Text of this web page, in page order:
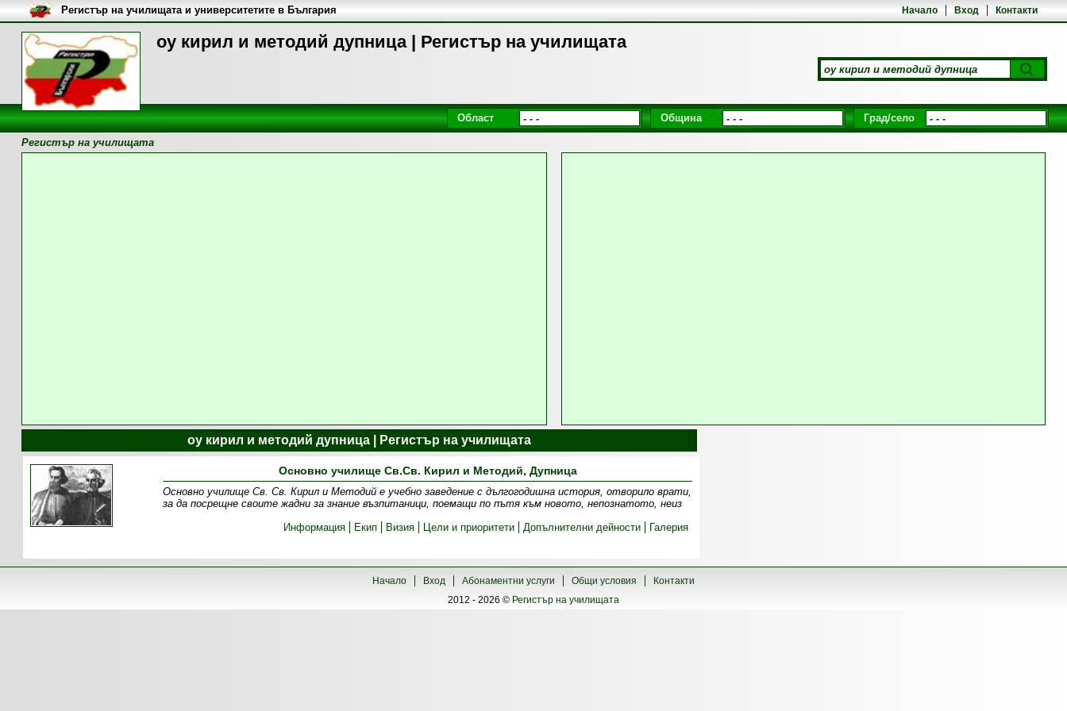
оу кирил и методий дупница | Регистър на училищата
Начало Вход Контакти
Регистър на училищата и университетите в България
Област Община Град/село
Регистър на училищата
оу кирил и методий дупница | Регистър на училищата
Основно училище Св.Св. Кирил и Методий, Дупница
Основно училище Св. Св. Кирил и Методий е учебно заведение с дългогодишна история, отворило врати,
за да посрещне своите жадни за знание възпитаници, поемащи по пътя към новото, непознатото, неиз
Информация
Екип Визия Цели и приоритети Допълнителни дейности Галерия
Начало Вход Абонаментни услуги Общи условия
Контакти
2012 - 2026 © Регистър на училищата